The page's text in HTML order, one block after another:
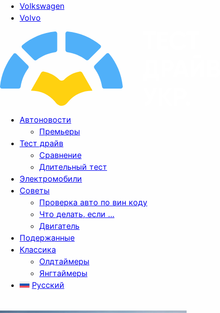
Volkswagen
Volvo
Автоновости
Премьеры
Тест драйв
Сравнение
Длительный тест
Электромобили
Советы
Проверка авто по вин коду
Что делать, если …
Двигатель
Подержанные
Классика
Олдтаймеры
Янгтаймеры
Русский